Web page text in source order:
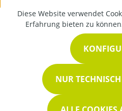
Diese Website verwendet
Erfahrung bieten zu
NUR